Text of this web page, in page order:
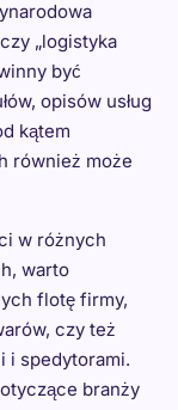
„logistyka
być
opisów usług
kątem
również może
w różnych
warto
flotę firmy,
czy też
i spedytorami.
branży